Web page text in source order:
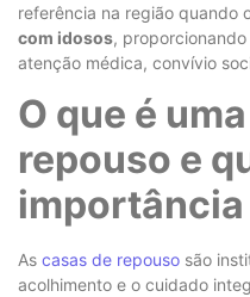
referência na região quando
com idosos,
atenção médica, convívio
O que é
repouso e
As casas de repouso são
acolhimento e o cuidado